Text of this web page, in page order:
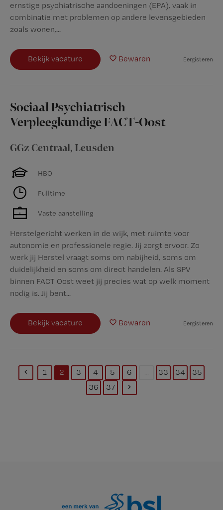
ernstige psychiatrische aandoeningen (EPA), vaak in
combinatie met problemen op andere levensgebieden
zoals wonen,...
Bekijk vacature Bewaren Eergisteren
Sociaal Psychiatrisch
Verpleegkundige FACT-Oost
GGz Centraal, Leusden
HBO
Fulltime
Vaste aanstelling
Herstelgericht werken in de wijk, met ruimte voor
autonomie en professionele regie. Jij zorgt ervoor. Zo
werk jij Herstel vraagt soms om nabijheid, soms om
duidelijkheid en soms om direct handelen. Als SPV
binnen FACT Oost weet jij precies wat op welk moment
nodig is. Jij bent...
Bekijk vacature Bewaren Eergisteren
1
2
(current)
3 4 5 6 33 34
35
36
37